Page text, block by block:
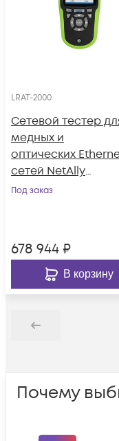
LRAT-2000
Сетевой тестер
медных и
оптических
сетей NetAlly
LinkRunner AT 2000
Под заказ
678 944 ₽
В корзину
Назад
Почему